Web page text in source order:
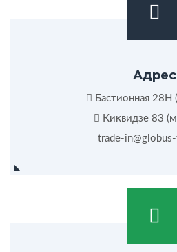
Адрес
Бастионная 28Н (
Киквидзе 83 (
trade-